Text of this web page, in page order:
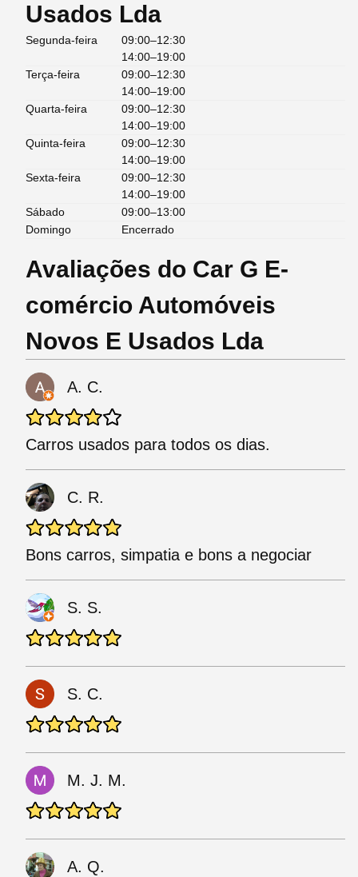
Usados Lda
Segunda-feira
09:00–12:30
14:00–19:00
Terça-feira
09:00–12:30
14:00–19:00
Quarta-feira
09:00–12:30
14:00–19:00
Quinta-feira
09:00–12:30
14:00–19:00
Sexta-feira
09:00–12:30
14:00–19:00
Sábado
09:00–13:00
Domingo
Encerrado
Avaliações do Car G E-
comércio Automóveis
Novos E Usados Lda
A. C.
Carros usados para todos os dias.
C. R.
Bons carros, simpatia e bons a negociar
S. S.
S. C.
M. J. M.
A. Q.